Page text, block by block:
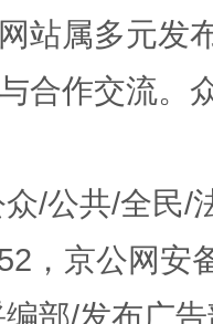
站属多元发
合作交流。
/公共/全民/
，京公网安
部/发布广